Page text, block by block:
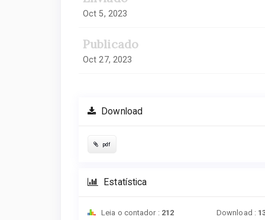
Oct 5, 2023
Publicado
Oct 27, 2023
Download
pdf
Estatística
Leia o contador : 212 Download :